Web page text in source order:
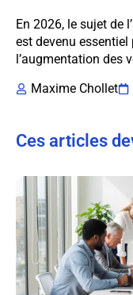
En 2026, le sujet de
est devenu
l’augmentation des
Maxime Chollet
Ces articles